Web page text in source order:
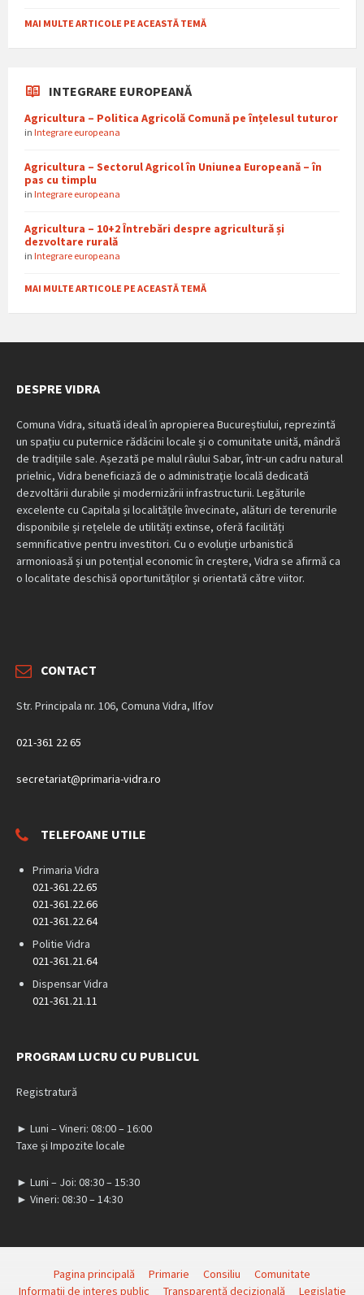
MAI MULTE ARTICOLE PE ACEASTĂ TEMĂ
INTEGRARE EUROPEANĂ
Agricultura – Politica Agricolă Comună pe înțelesul tuturor
in Integrare europeana
Agricultura – Sectorul Agricol în Uniunea Europeană – în
pas cu timplu
in Integrare europeana
Agricultura – 10+2 Întrebări despre agricultură și
dezvoltare rurală
in Integrare europeana
MAI MULTE ARTICOLE PE ACEASTĂ TEMĂ
DESPRE VIDRA
Comuna Vidra, situată ideal în apropierea Bucureștiului, reprezintă
un spațiu cu puternice rădăcini locale și o comunitate unită, mândră
de tradițiile sale. Așezată pe malul râului Sabar, într-un cadru natural
prielnic, Vidra beneficiază de o administrație locală dedicată
dezvoltării durabile și modernizării infrastructurii. Legăturile
excelente cu Capitala și localitățile învecinate, alături de terenurile
disponibile și rețelele de utilități extinse, oferă facilități
semnificative pentru investitori. Cu o evoluție urbanistică
armonioasă și un potențial economic în creștere, Vidra se afirmă ca
o localitate deschisă oportunităților și orientată către viitor.
CONTACT
Str. Principala nr. 106, Comuna Vidra, Ilfov
021-361 22 65
secretariat@primaria-vidra.ro
TELEFOANE UTILE
Primaria Vidra
021-361.22.65
021-361.22.66
021-361.22.64
Politie Vidra
021-361.21.64
Dispensar Vidra
021-361.21.11
PROGRAM LUCRU CU PUBLICUL
Registratură
► Luni – Vineri: 08:00 – 16:00
Taxe și Impozite locale
► Luni – Joi: 08:30 – 15:30
► Vineri: 08:30 – 14:30
Pagina principală Primarie Consiliu
Comunitate
Informatii de interes public
Transparență decizională Legislatie